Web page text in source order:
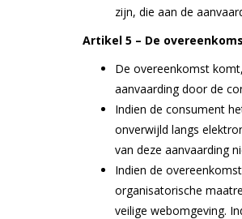
zijn, die aan de
Artikel 5 – De
De overeenkomst
aanvaarding door de
Indien de consument
onverwijld langs
van deze aanvaarding
Indien de
organisatorische
veilige webomgeving.